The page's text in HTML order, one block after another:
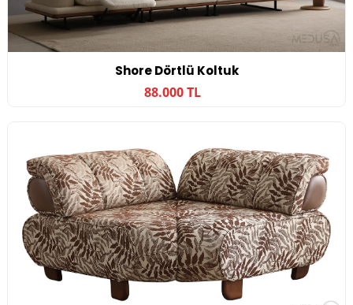
Shore Dörtlü Koltuk
88.000 TL